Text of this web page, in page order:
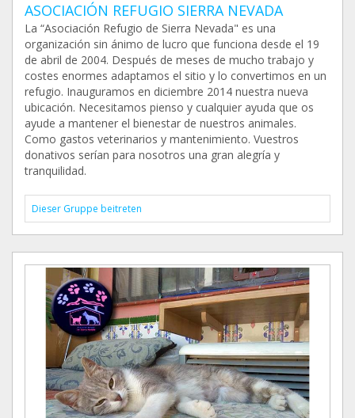
ASOCIACIÓN REFUGIO SIERRA NEVADA
La “Asociación Refugio de Sierra Nevada" es una
organización sin ánimo de lucro que funciona desde el 19
de abril de 2004. Después de meses de mucho trabajo y
costes enormes adaptamos el sitio y lo convertimos en un
refugio. Inauguramos en diciembre 2014 nuestra nueva
ubicación. Necesitamos pienso y cualquier ayuda que os
ayude a mantener el bienestar de nuestros animales.
Como gastos veterinarios y mantenimiento. Vuestros
donativos serían para nosotros una gran alegría y
tranquilidad.
Dieser Gruppe beitreten